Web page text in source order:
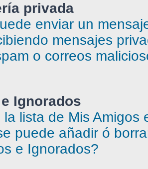
privada
enviar un
mensajes
o correos
Ignorados
lista de Mis Amigos
puede añadir ó
e Ignorados?